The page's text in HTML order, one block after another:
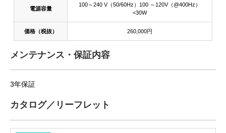
電源容量
100～240 V（50/60Hz）100 ～120V（@400Hz）
<30W
価格（税抜） 260,000円
メンテナンス・保証内容
3年保証
カタログ／リーフレット